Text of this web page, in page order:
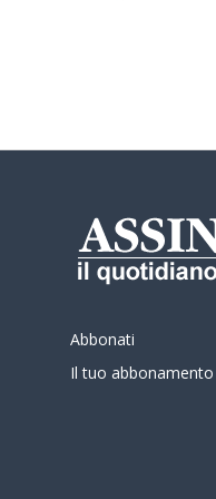
Abbonati
Il tuo abbonamento